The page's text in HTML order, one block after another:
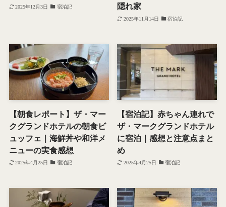
2025年12月3日 宿泊記
隠れ家
2025年11月14日 宿泊記
【朝食レポート】ザ・マー
クグランドホテルの朝食ビ
ュッフェ｜海鮮丼や和洋メ
ニューの実食感想
2025年4月25日 宿泊記
【宿泊記】赤ちゃん連れで
ザ・マークグランドホテル
に宿泊｜感想と注意点まと
め
2025年4月25日 宿泊記